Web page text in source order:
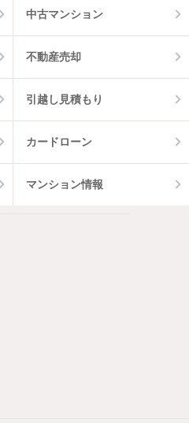
中古マンション
不動産売却
引越し見積もり
カードローン
マンション情報